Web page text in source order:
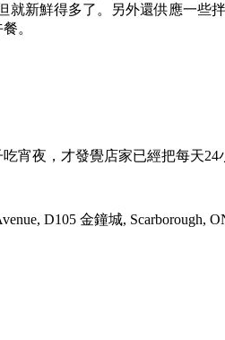
就新鮮得多了。另外還供應一些
。
宵夜，才發覺店家已經把每天
D105 金鐘城, Scarborough,